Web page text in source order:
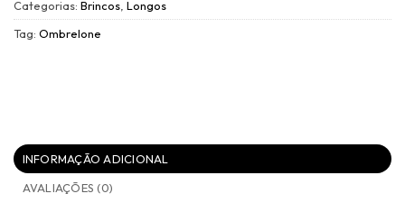
Categorias: Brincos Longos
Tag: Ombrelone
INFORMAÇÃO ADICIONAL
AVALIAÇÕES (0)